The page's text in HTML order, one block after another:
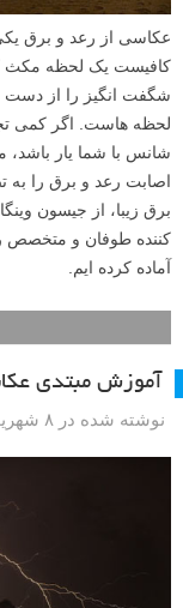
عکاسی از رعد و برق
کافیست یک لحظه مکث
شگفت انگیز را از دست
لحظه هاست. اگر کمی
شانس با شما یار باشد،
اصابت رعد و برق را
کننده طوفان و متخصص
آماده کرده ایم.
آموزش مبتدی
نوشته شده در ۸ شهریور ۱۳۹۴